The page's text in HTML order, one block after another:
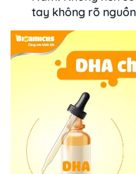
tay không rõ